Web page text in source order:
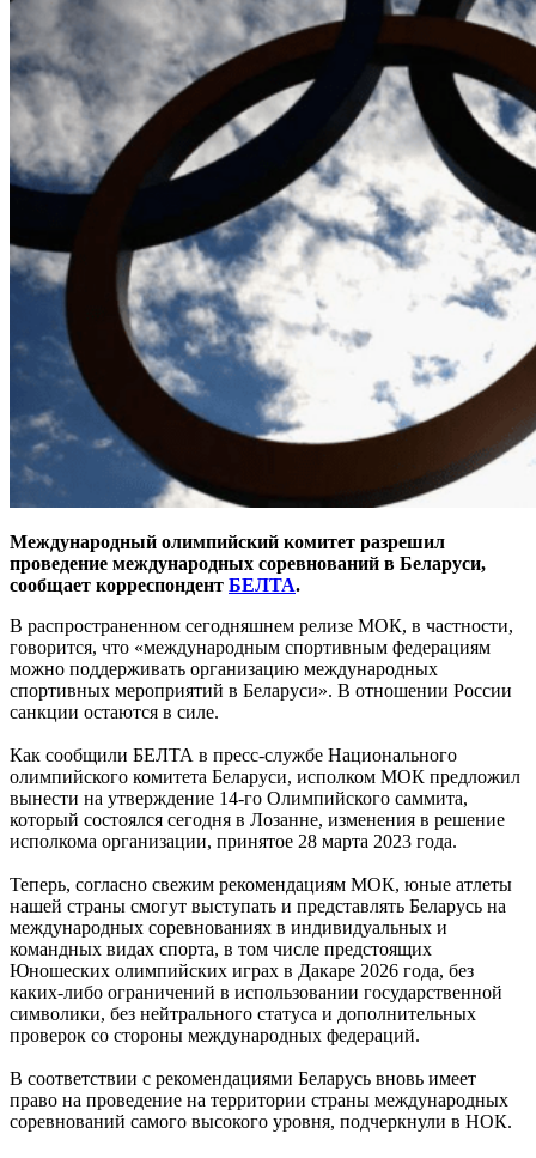
Международный олимпийский комитет разрешил
проведение международных соревнований в Беларуси,
сообщает корреспондент БЕЛТА.
В распространенном сегодняшнем релизе МОК, в частности,
говорится, что «международным спортивным федерациям
можно поддерживать организацию международных
спортивных мероприятий в Беларуси». В отношении России
санкции остаются в силе.
Как сообщили БЕЛТА в пресс-службе Национального
олимпийского комитета Беларуси, исполком МОК предложил
вынести на утверждение 14-го Олимпийского саммита,
который состоялся сегодня в Лозанне, изменения в решение
исполкома организации, принятое 28 марта 2023 года.
Теперь, согласно свежим рекомендациям МОК, юные атлеты
нашей страны смогут выступать и представлять Беларусь на
международных соревнованиях в индивидуальных и
командных видах спорта, в том числе предстоящих
Юношеских олимпийских играх в Дакаре 2026 года, без
каких-либо ограничений в использовании государственной
символики, без нейтрального статуса и дополнительных
проверок со стороны международных федераций.
В соответствии с рекомендациями Беларусь вновь имеет
право на проведение на территории страны международных
соревнований самого высокого уровня, подчеркнули в НОК.